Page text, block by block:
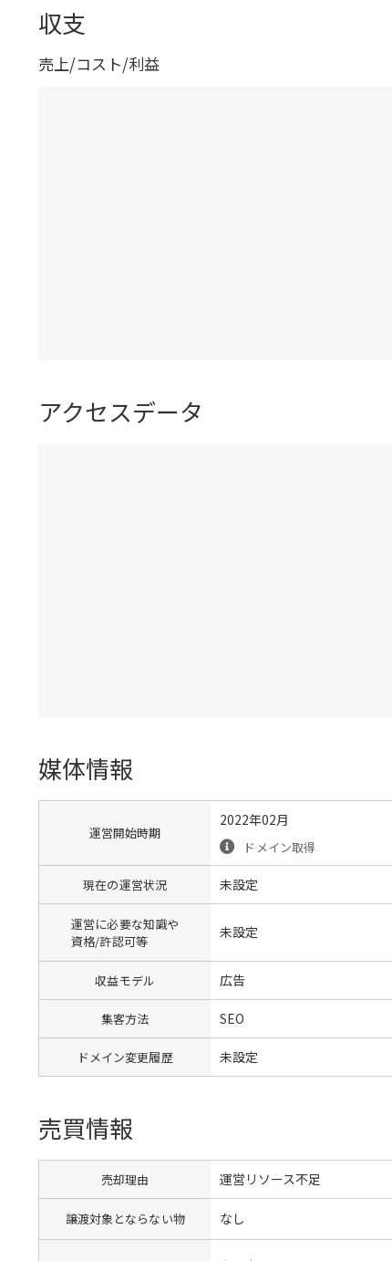
収支
売上/コスト/利益
アクセスデータ
媒体情報
運営開始時期
2022年02月
ドメイン取得
現在の運営状況 未設定
運営に必要な知識や
資格/許認可等
未設定
収益モデル 広告
集客方法 SEO
ドメイン変更履歴 未設定
売買情報
売却理由 運営リソース不足
譲渡対象とならない物 なし